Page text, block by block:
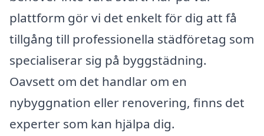
plattform gör vi det enkelt för dig att få
tillgång till professionella städföretag som
specialiserar sig på byggstädning.
Oavsett om det handlar om en
nybyggnation eller renovering, finns det
experter som kan hjälpa dig.